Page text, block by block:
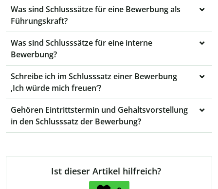
Was sind Schlusssätze für eine Bewerbung als
Führungskraft?
Was sind Schlusssätze für eine interne
Bewerbung?
Schreibe ich im Schlusssatz einer Bewerbung
‚Ich würde mich freuen‘?
Gehören Eintrittstermin und Gehaltsvorstellung
in den Schlusssatz der Bewerbung?
Ist dieser Artikel hilfreich?